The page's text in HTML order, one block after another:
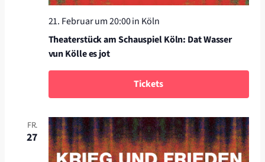
21. Februar um 20:00in Köln
Theaterstück am Schauspiel Köln: Dat Wasser
vun Kölle es jot
Tickets
FR.
27